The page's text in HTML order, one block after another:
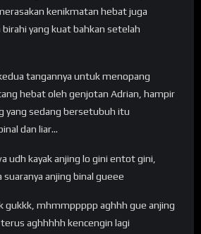
kenikmatan hebat juga
yang kuat bahkan setelah
tangannya untuk menopang
hebat oleh genjotan Adrian, hampir
yang sedang bersetubuh itu
dan liar…
udh kayak anjing lo gini entot gini,
anjing binal gueee
gukkk, mhmmppppp aghhh gue anjing
aghhhhh kencengin lagi